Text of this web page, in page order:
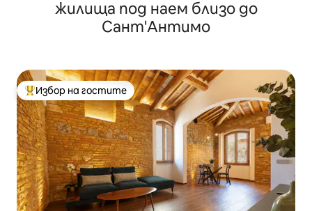
жилища под наем близо до
Сант'Антимо
Най-популярен избор на гостите
Избор на гостите